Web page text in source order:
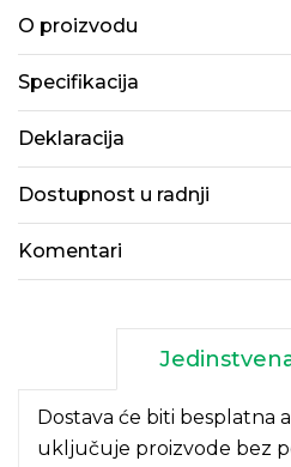
O proizvodu
Specifikacija
Deklaracija
Dostupnost u radnji
Komentari
Dostava će biti besplatna
uključuje proizvode bez